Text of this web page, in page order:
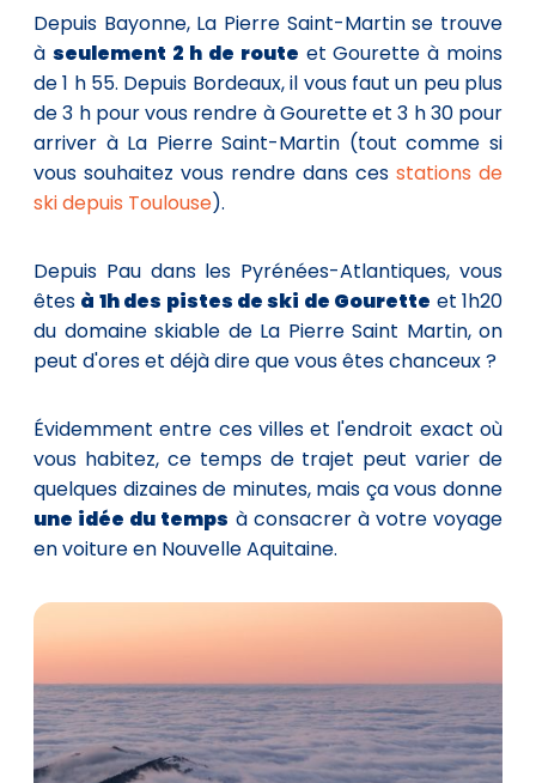
Depuis Bayonne, La Pierre Saint-Martin se trouve
à seulement 2 h de route et Gourette à moins
de 1 h 55. Depuis Bordeaux, il vous faut un peu plus
de 3 h pour vous rendre à Gourette et 3 h 30 pour
arriver à La Pierre Saint-Martin (tout comme si
vous souhaitez vous rendre dans ces stations de
ski depuis Toulouse).
Depuis Pau dans les Pyrénées-Atlantiques, vous
êtes à 1h des pistes de ski de Gourette et 1h20
du domaine skiable de La Pierre Saint Martin, on
peut d'ores et déjà dire que vous êtes chanceux ?
Évidemment entre ces villes et l'endroit exact où
vous habitez, ce temps de trajet peut varier de
quelques dizaines de minutes, mais ça vous donne
une idée du temps à consacrer à votre voyage
en voiture en Nouvelle Aquitaine.